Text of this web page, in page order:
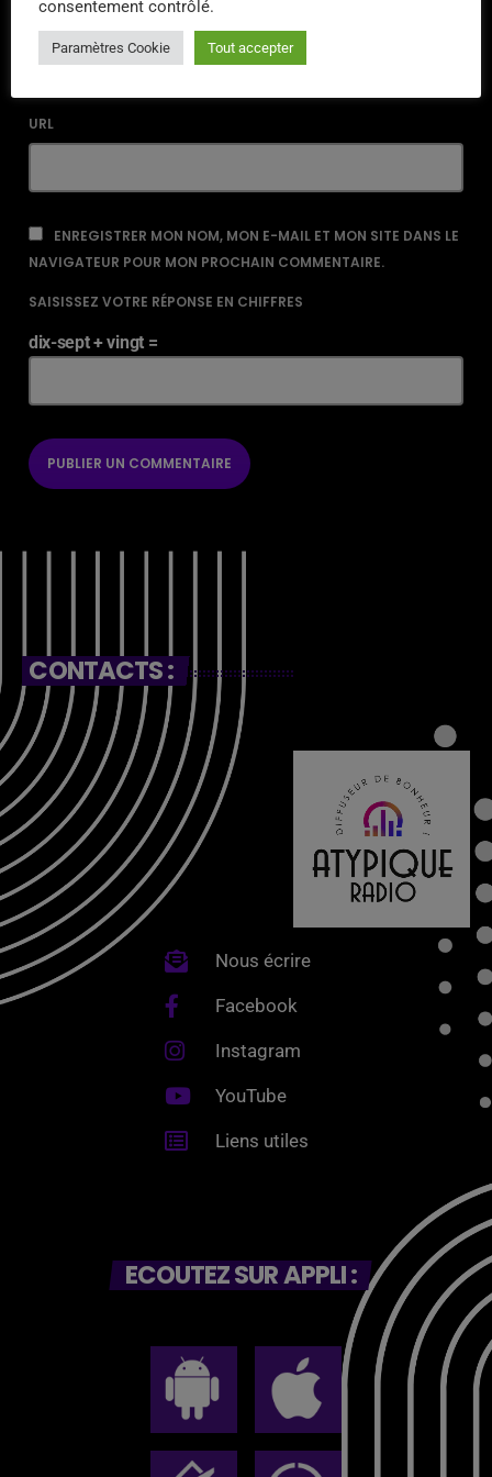
URL
ENREGISTRER MON NOM, MON E-MAIL ET MON SITE DANS LE
NAVIGATEUR POUR MON PROCHAIN COMMENTAIRE.
SAISISSEZ VOTRE RÉPONSE EN CHIFFRES
dix-sept + vingt =
CONTACTS :
Nous écrire
Facebook
Instagram
YouTube
Liens utiles
ECOUTEZ SUR APPLI :
consentement contrôlé.
Paramètres Cookie Tout accepter